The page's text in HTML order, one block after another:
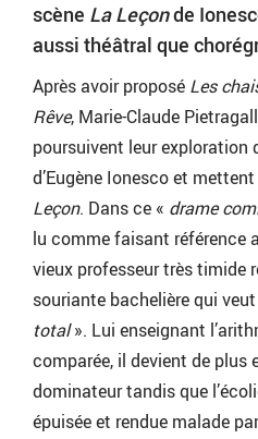
scène La Leçonde
aussi théâtral que
Après avoir proposé Les
Rêve, Marie-Claude
poursuivent leur exploration
d’Eugène Ionesco et
Leçon. Dans ce « drame
lu comme faisant référence
vieux professeur très timide
souriante bachelière qui
total». Lui enseignant
comparée, il devient de plus
dominateur tandis que
épuisée et rendue malade